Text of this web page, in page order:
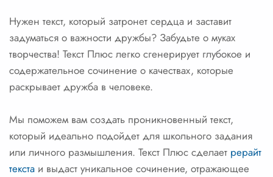
Нужен текст, который затронет сердца и заставит
задуматься о важности дружбы? Забудьте о муках
творчества! Текст Плюс легко сгенерирует глубокое и
содержательное сочинение о качествах, которые
раскрывает дружба в человеке.
Мы поможем вам создать проникновенный текст,
который идеально подойдет для школьного задания
или личного размышления. Текст Плюс сделает рерайт
текста и выдаст уникальное сочинение, отражающее